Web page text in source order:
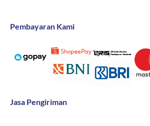
Pembayaran Kami
Jasa Pengiriman